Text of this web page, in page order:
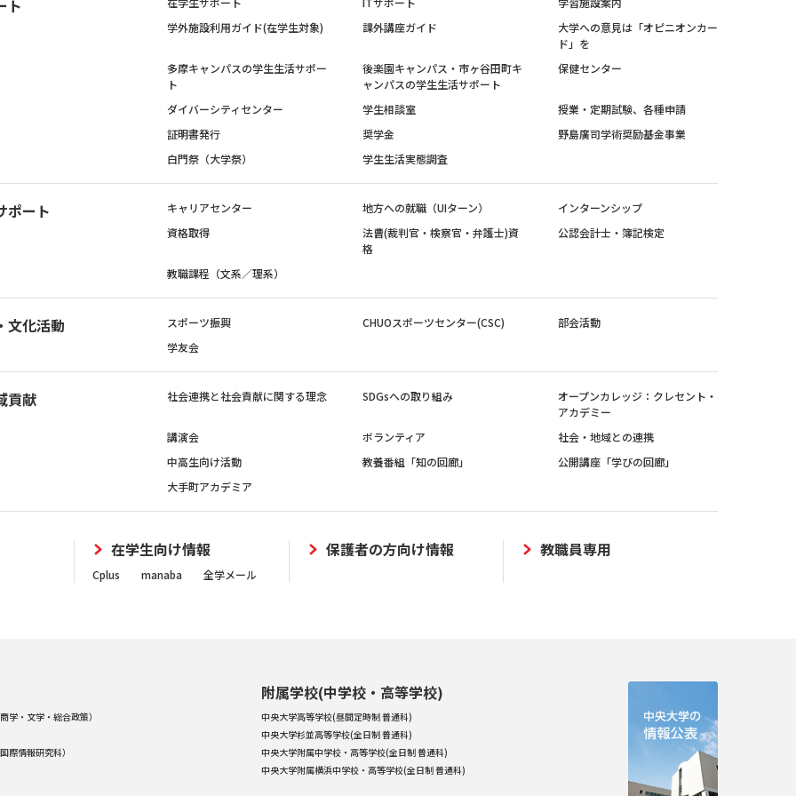
ト
学外施設利用ガイド(在学生対象)
課外講座ガイド
大学への意見は「オピニオンカー
ド」を
多摩キャンパスの学生生活サポー
ト
後楽園キャンパス・市ヶ谷田町キ
ャンパスの学生生活サポート
保健センター
ダイバーシティセンター 学生相談室
授業・定期試験、各種申請
証明書発行
奨学金
野島廣司学術奨励基金事業
白門祭（大学祭）
学生生活実態調査
ポート キャリアセンター 地方への就職（UIターン）
インターンシップ
資格取得
法曹(裁判官・検察官・弁護士)資
格
公認会計士・簿記検定
教職課程（文系／理系）
文化活動 スポーツ振興 CHUOスポーツセンター(CSC)
部会活動
学友会
貢献 社会連携と社会貢献に関する理念 SDGsへの取り組み
オープンカレッジ：クレセント・
アカデミー
講演会
ボランティア
社会・地域との連携
中高生向け活動
教養番組「知の回廊」
公開講座「学びの回廊」
大手町アカデミア
在学生向け情報
Cplus manaba 全学メール
保護者の方向け情報 教職員専用
学・文学・総合政策）
際情報研究科）
附属学校(中学校・高等学校)
中央大学高等学校(昼間定時制 普通科)
中央大学杉並高等学校(全日制 普通科)
中央大学附属中学校・高等学校(全日制 普通科)
中央大学附属横浜中学校・高等学校(全日制 普通科)